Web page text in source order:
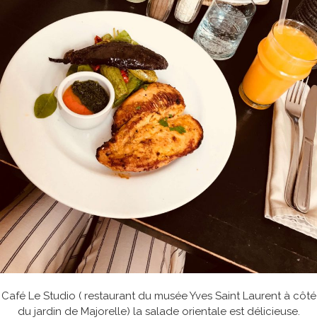
Café Le Studio ( restaurant du musée Yves Saint Laurent à côté
du jardin de Majorelle) la salade orientale est délicieuse.